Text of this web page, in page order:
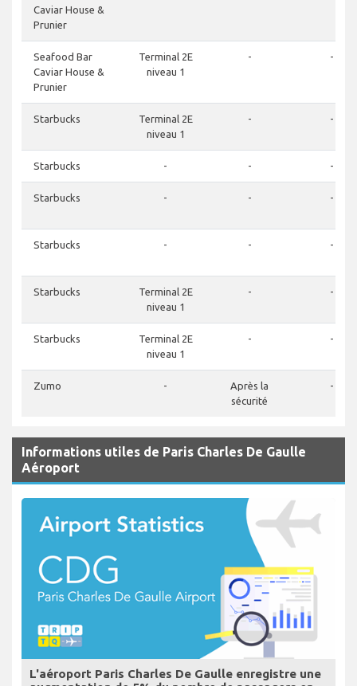
Caviar House &
Prunier
Seafood Bar
Caviar House &
Prunier
Terminal 2E
niveau 1
- -
Starbucks
Terminal 2E
niveau 1
- -
Starbucks - - -
Starbucks - - -
Starbucks - - -
Starbucks
Terminal 2E
niveau 1
- -
Starbucks
Terminal 2E
niveau 1
- -
Zumo -
Après la
sécurité
-
Informations utiles de Paris Charles De Gaulle
Aéroport
L'aéroport Paris Charles De Gaulle enregistre une